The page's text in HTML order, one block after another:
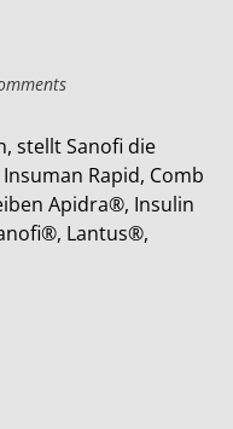
stellt Sanofi die
Rapid, Comb
Apidra®, Insulin
Lantus®,